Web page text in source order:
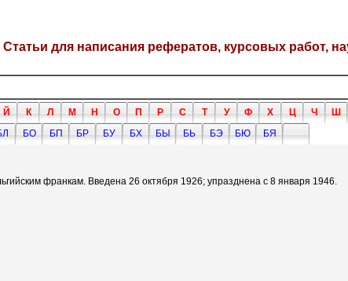
Статьи для написания рефератов, курсовых работ,
Й К Л М Н О П Р С Т У Ф Х Ц Ч Ш
БО БП БР БУ БХ БЫ БЬ БЭ БЮ
БЯ
франкам. Введена 26 октября 1926; упразднена с 8 января 1946.